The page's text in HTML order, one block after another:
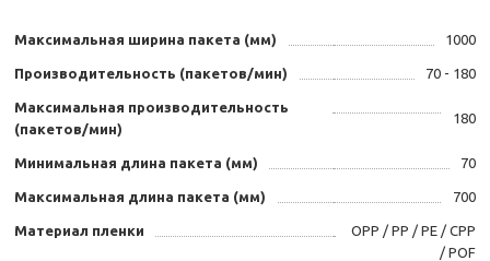
Максимальная ширина пакета (мм) 1000
Производительность (пакетов/мин) 70 - 180
Максимальная производительность
(пакетов/мин)
180
Минимальная длина пакета (мм) 70
Максимальная длина пакета (мм) 700
Материал пленки
OPP / PP / PE / CPP
/ POF